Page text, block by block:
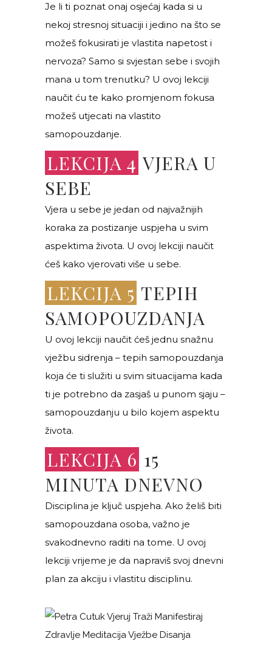
Je li ti poznat onaj osjećaj kada si u
nekoj stresnoj situaciji i jedino na što se
možeš fokusirati je vlastita napetost i
nervoza? Samo si svjestan sebe i svojih
mana u tom trenutku? U ovoj lekciji
naučit ću te kako promjenom fokusa
možeš utjecati na vlastito
samopouzdanje.
LEKCIJA 4 VJERA U
SEBE
Vjera u sebe je jedan od najvažnijih
koraka za postizanje uspjeha u svim
aspektima života. U ovoj lekciji naučit
ćeš kako vjerovati više u sebe.
LEKCIJA 5 TEPIH
SAMOPOUZDANJA
U ovoj lekciji naučit ćeš jednu snažnu
vježbu sidrenja – tepih samopouzdanja
koja će ti služiti u svim situacijama kada
ti je potrebno da zasjaš u punom sjaju –
samopouzdanju u bilo kojem aspektu
života.
LEKCIJA 6 15
MINUTA DNEVNO
Disciplina je ključ uspjeha. Ako želiš biti
samopouzdana osoba, važno je
svakodnevno raditi na tome. U ovoj
lekciji vrijeme je da napraviš svoj dnevni
plan za akciju i vlastitu disciplinu.